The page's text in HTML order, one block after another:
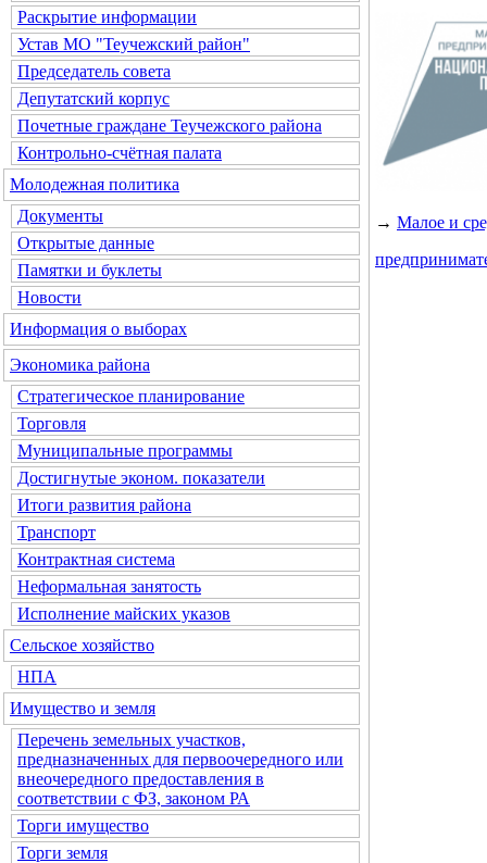
Раскрытие информации
Устав МО "Теучежский район"
Председатель совета
Депутатский корпус
Почетные граждане Теучежского района
Контрольно-счётная палата
Молодежная политика
Документы
Открытые данные
Памятки и буклеты
Новости
Информация о выборах
Экономика района
Стратегическое планирование
Торговля
Муниципальные программы
Достигнутые эконом. показатели
Итоги развития района
Транспорт
Контрактная система
Неформальная занятость
Исполнение майских указов
Сельское хозяйство
НПА
Имущество и земля
Перечень земельных участков,
предназначенных для первоочередного или
внеочередного предоставления в
соответствии с ФЗ, законом РА
Торги имущество
Торги земля
→ Малое и